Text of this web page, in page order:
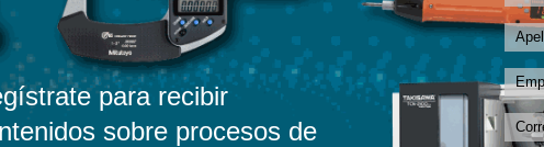
para recibir
sobre procesos de